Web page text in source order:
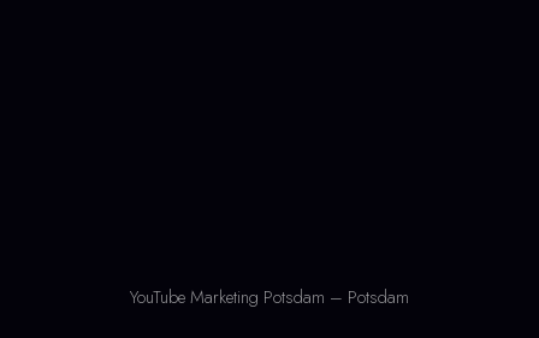
YouTube Marketing Potsdam – Potsdam